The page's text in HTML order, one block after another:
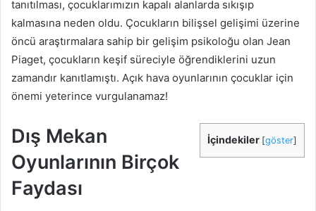
tanıtılması, çocuklarımızın kapalı alanlarda sıkışıp
kalmasına neden oldu. Çocukların bilişsel gelişimi üzerine
öncü araştırmalara sahip bir gelişim psikoloğu olan Jean
Piaget, çocukların keşif süreciyle öğrendiklerini uzun
zamandır kanıtlamıştı. Açık hava oyunlarının çocuklar için
önemi yeterince vurgulanamaz!
İçindekiler [göster]
Dış Mekan
Oyunlarının Birçok
Faydası